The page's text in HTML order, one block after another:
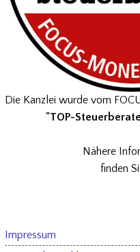
Die Kanzlei wurde vom
"TOP-
Nähere
finden
Impressum